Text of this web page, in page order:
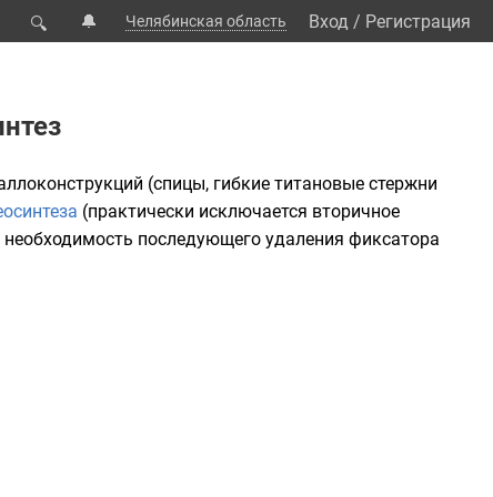
🔍 🔔 Челябинская область Вход / Регистрация
(спицы, гибкие титановые стержни
(практически исключается вторичное
последующего удаления фиксатора